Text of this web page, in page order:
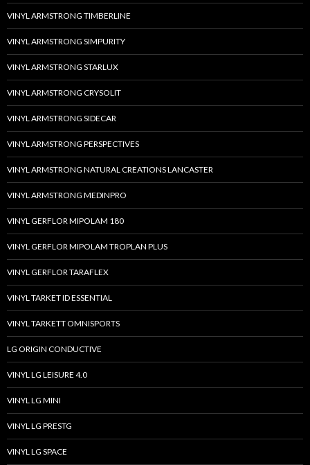
VINYL ARMSTRONG TIMBERLINE
VINYL ARMSTRONG SIMPURITY
VINYL ARMSTRONG STARLUX
VINYL ARMSTRONG CRYSOLIT
VINYL ARMSTRONG SIDECAR
VINYL ARMSTRONG PERSPECTIVES
VINYL ARMSTRONG NATURAL CREATIONS LANCASTER
VINYL ARMSTRONG MEDINPRO
VINYL GERFLOR MIPOLAM 180
VINYL GERFLOR MIPOLAM TROPLAN PLUS
VINYL GERFLOR TARAFLEX
VINYL TARKET ID ESSENTIAL
VINYL TARKETT OMNISPORTS
LG ORIGIN CONDUCTIVE
VINYL LG LEISURE 4.0
VINYL LG MINI
VINYL LG PRESTG
VINYL LG SPACE